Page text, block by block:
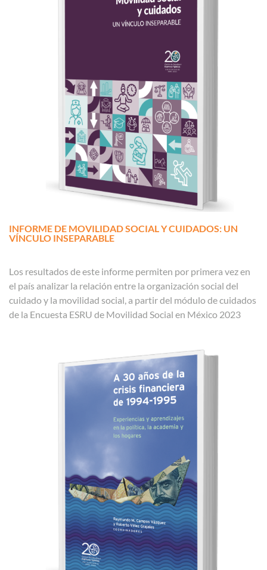
INFORME DE MOVILIDAD SOCIAL Y CUIDADOS: UN
VÍNCULO INSEPARABLE
Los resultados de este informe permiten por primera vez en
el país analizar la relación entre la organización social del
cuidado y la movilidad social, a partir del módulo de cuidados
de la Encuesta ESRU de Movilidad Social en México 2023